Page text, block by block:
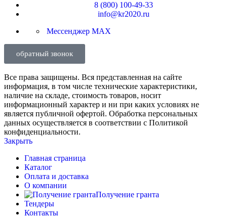
8 (800) 100-49-33
info@kr2020.ru
Мессенджер MAX
обратный звонок
Все права защищены. Вся представленная на сайте
информация, в том числе технические характеристики,
наличие на складе, стоимость товаров, носит
информационный характер и ни при каких условиях не
является публичной офертой. Обработка персональных
данных осуществляется в соответствии с Политикой
конфиденциальности.
Закрыть
Главная страница
Каталог
Оплата и доставка
О компании
Получение гранта
Тендеры
Контакты